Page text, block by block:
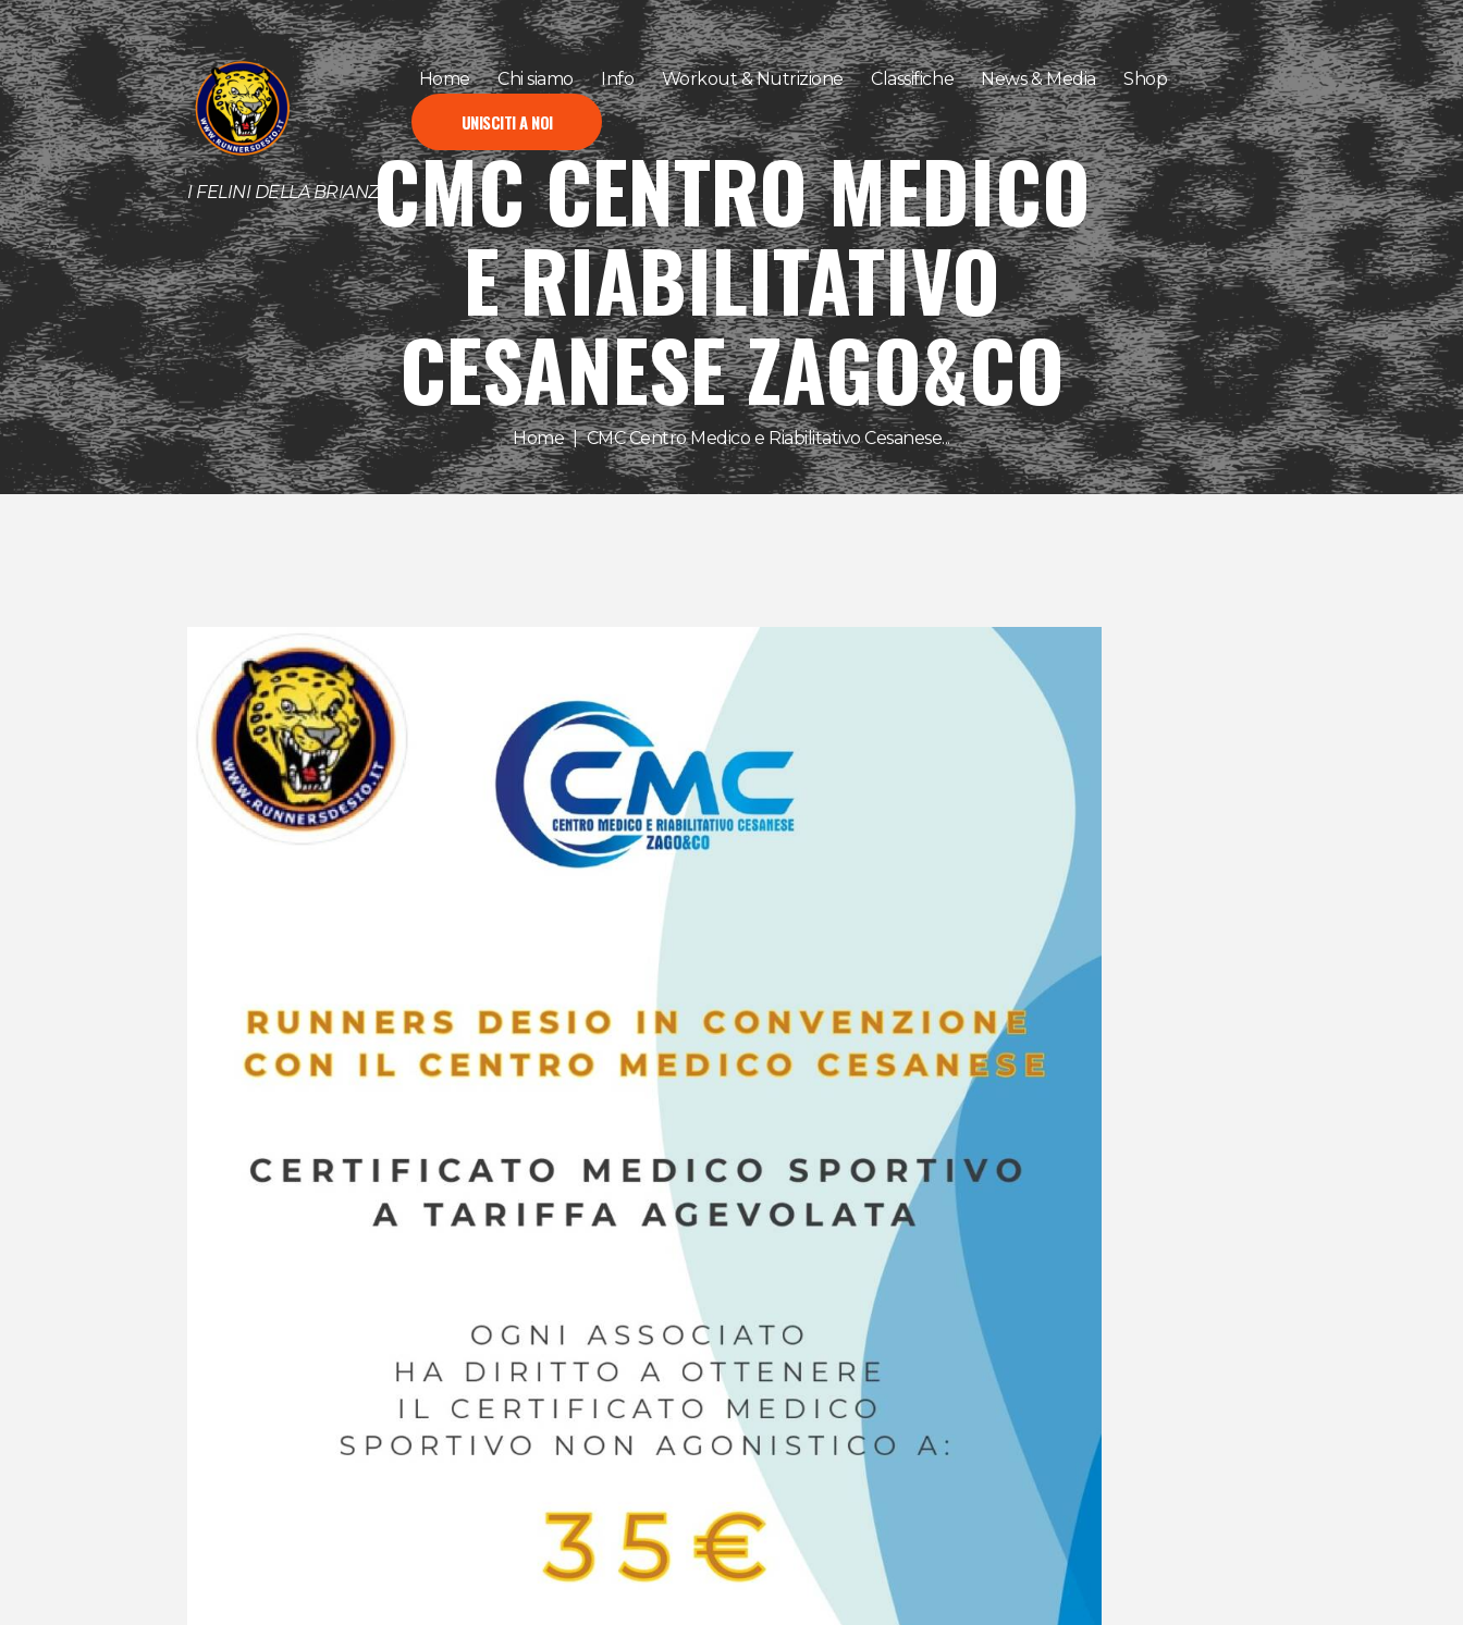
I FELINI DELLA BRIANZA
Home Chi siamo Info Workout & Nutrizione Classifiche News & Media Shop
UNISCITI A NOI
CMC CENTRO MEDICO
E RIABILITATIVO
CESANESE ZAGO&CO
Home CMC Centro Medico e Riabilitativo Cesanese...